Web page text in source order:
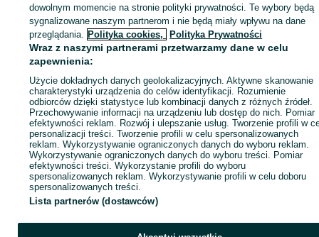
Kup
dowolnym momencie na stronie polityki prywatności. Te wybory będą
sygnalizowane naszym partnerom i nie będą miały wpływu na dane
przeglądania. Polityka cookies, Polityka Prywatności
Wraz z naszymi partnerami przetwarzamy dane w celu
zapewnienia:
Użycie dokładnych danych geolokalizacyjnych. Aktywne skanowanie
charakterystyki urządzenia do celów identyfikacji. Rozumienie
odbiorców dzięki statystyce lub kombinacji danych z różnych źródeł.
Przechowywanie informacji na urządzeniu lub dostęp do nich. Pomiar
efektywności reklam. Rozwój i ulepszanie usług. Tworzenie profili w
personalizacji treści. Tworzenie profili w celu spersonalizowanych
reklam. Wykorzystywanie ograniczonych danych do wyboru reklam.
Wykorzystywanie ograniczonych danych do wyboru treści. Pomiar
efektywności treści. Wykorzystanie profili do wyboru
spersonalizowanych reklam. Wykorzystywanie profili w celu doboru
spersonalizowanych treści.
Lista partnerów (dostawców)